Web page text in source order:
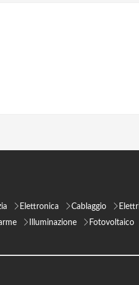
Elettronica Cablaggio
Illuminazione Fotovoltaico